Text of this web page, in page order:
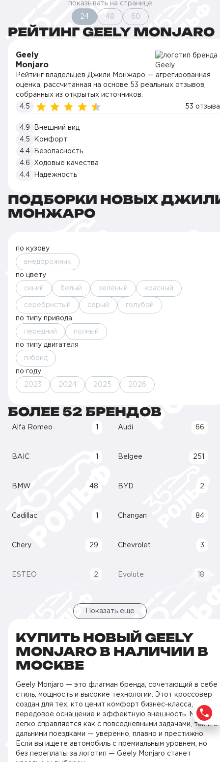
показывать на странице
24 48 60
РЕЙТИНГ GEELY MONJARO
Geely
Monjaro
Рейтинг владельцев Джили Монжаро — агрегированная
оценка, рассчитанная на основе 53 реальных отзывов,
собранных из открытых источников.
4.5
53 отзыва
4.9
Внешний вид
4.5
Комфорт
4.4
Безопасность
4.6
Ходовые качества
4.4
Надежность
ПОДБОРКИ НОВЫХ
МОНЖАРО
по кузову
внедорожник
по цвету
синий белый зеленый красный
серебристый серый голубой
по типу привода
передний полный
по типу двигателя
гибрид
по году
2023 2024 2025 2026
БОЛЕЕ 52 БРЕНДОВ
Alfa Romeo Audi 66
BAIC Belgee 251
BMW 48 BYD 2
Cadillac Changan 84
Chery 29 Chevrolet 3
ESTEO 2 Evolute 18
Показать еще
КУПИТЬ НОВЫЙ GEELY
MONJARO В НАЛИЧИИ В
МОСКВЕ
Geely Monjaro — это флагман бренда, сочетающий в себе
стиль, мощность и высокие технологии. Этот кроссовер
создан для тех, кто ценит комфорт бизнес-класса,
передовое оснащение и эффектную внешность. Monjaro
легко справляется как с повседневными задачами, так и с
дальними поездками — уверенно, плавно и престижно.
Если вы ищете автомобиль с премиальным уровнем, но
без переплаты за логотип — Geely Monjaro станет